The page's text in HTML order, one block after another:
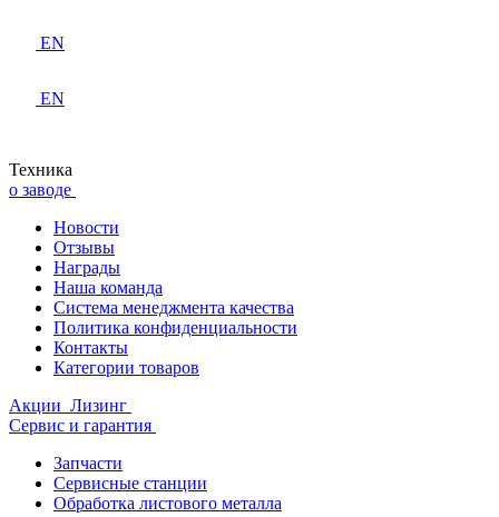
EN
EN
Техника
о заводе
Новости
Отзывы
Награды
Наша команда
Система менеджмента качества
Политика конфиденциальности
Контакты
Категории товаров
Акции Лизинг
Сервис и гарантия
Запчасти
Сервисные станции
Обработка листового металла